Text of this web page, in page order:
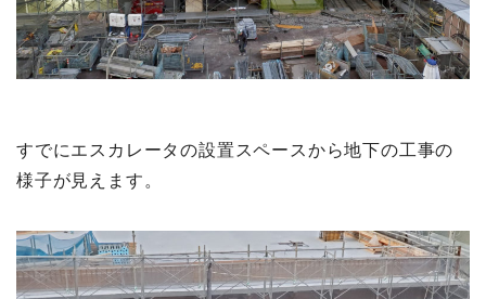
すでにエスカレータの設置スペースから地下の工事の
様子が見えます。